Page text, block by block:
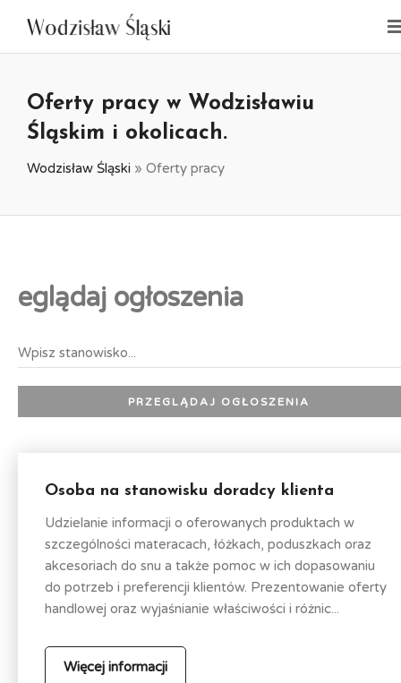
Oferty pracy w Wodzisławiu
Śląskim i okolicach.
Wodzisław Śląski » Oferty pracy
eglądaj ogłoszenia
Osoba na stanowisku doradcy klienta
Udzielanie informacji o oferowanych produktach w
szczególności materacach, łóżkach, poduszkach oraz
akcesoriach do snu a także pomoc w ich dopasowaniu
do potrzeb i preferencji klientów. Prezentowanie oferty
handlowej oraz wyjaśnianie właściwości i różnic...
Więcej informacji